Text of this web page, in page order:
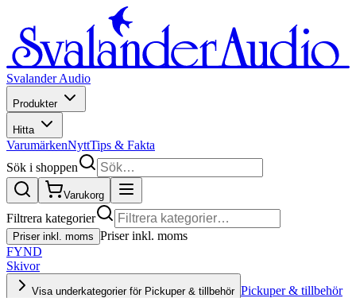
Svalander Audio
Produkter
Hitta
VarumärkenNyttTips & Fakta
Sök i shoppen
Varukorg
Filtrera kategorier
Priser inkl. moms Priser inkl. moms
FYND
Skivor
Visa underkategorier för Pickuper & tillbehör Pickuper & tillbehör